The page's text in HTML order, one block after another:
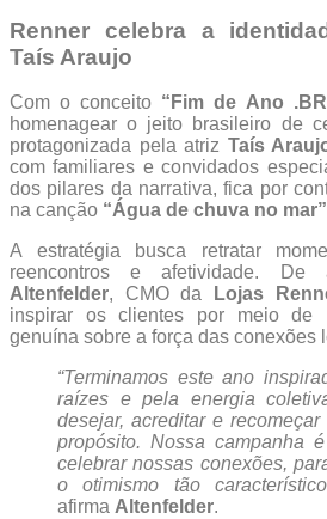
Renner celebra a
Taís Araujo
Com o conceito “Fim de Ano
homenagear o jeito brasileiro de
protagonizada pela atriz Taís
com familiares e convidados
dos pilares da narrativa, fica por
na canção “Água de chuva no mar”
A estratégia busca retratar
reencontros e afetividade. De
Altenfelder, CMO da Lojas
inspirar os clientes por meio de
genuína sobre a força das conexões
“Terminamos este ano
raízes e pela energia
desejar, acreditar e
propósito. Nossa campanha
celebrar nossas conexões,
o otimismo tão
afirma Altenfelder.